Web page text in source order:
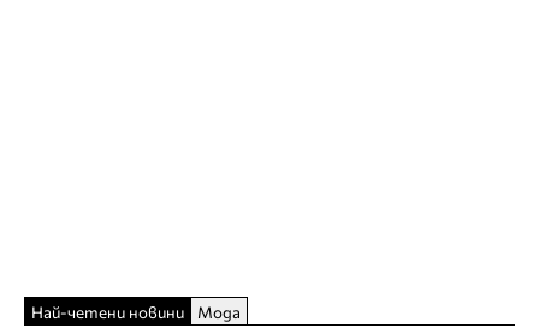
Най-четени новини Мода